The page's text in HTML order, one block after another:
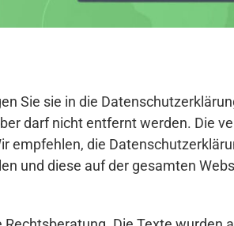
Sie sie in die
darf nicht entfernt werden. Die
empfehlen, die
und diese auf der gesamten